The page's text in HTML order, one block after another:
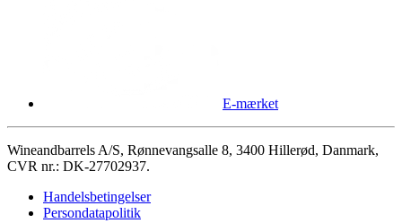
E-mærket
Wineandbarrels A/S, Rønnevangsalle 8, 3400 Hillerød, Danmark,
CVR nr.: DK-27702937.
Handelsbetingelser
Persondatapolitik